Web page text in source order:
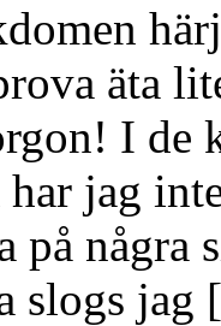
äta
I de
har jag
på några
slogs